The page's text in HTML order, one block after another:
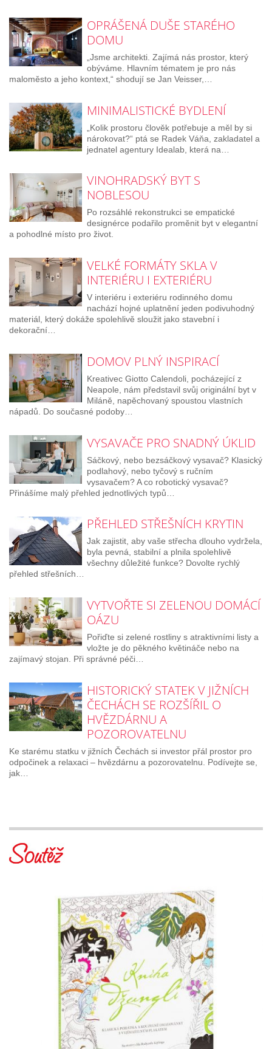
OPRÁŠENÁ DUŠE STARÉHO
DOMU
„Jsme architekti. Zajímá nás prostor, který
obýváme. Hlavním tématem je pro nás
maloměsto a jeho kontext,“ shodují se Jan Veisser,…
MINIMALISTICKÉ BYDLENÍ
„Kolik prostoru člověk potřebuje a měl by si
nárokovat?“ ptá se Radek Váňa, zakladatel a
jednatel agentury Idealab, která na…
VINOHRADSKÝ BYT S
NOBLESOU
Po rozsáhlé rekonstrukci se empatické
designérce podařilo proměnit byt v elegantní
a pohodlné místo pro život.
VELKÉ FORMÁTY SKLA V
INTERIÉRU I EXTERIÉRU
V interiéru i exteriéru rodinného domu
nachází hojné uplatnění jeden podivuhodný
materiál, který dokáže spolehlivě sloužit jako stavební i
dekorační…
DOMOV PLNÝ INSPIRACÍ
Kreativec Giotto Calendoli, pocházející z
Neapole, nám představil svůj originální byt v
Miláně, napěchovaný spoustou vlastních
nápadů. Do současné podoby…
VYSAVAČE PRO SNADNÝ ÚKLID
Sáčkový, nebo bezsáčkový vysavač? Klasický
podlahový, nebo tyčový s ručním
vysavačem? A co robotický vysavač?
Přinášíme malý přehled jednotlivých typů…
PŘEHLED STŘEŠNÍCH KRYTIN
Jak zajistit, aby vaše střecha dlouho vydržela,
byla pevná, stabilní a plnila spolehlivě
všechny důležité funkce? Dovolte rychlý
přehled střešních…
VYTVOŘTE SI ZELENOU DOMÁCÍ
OÁZU
Pořiďte si zelené rostliny s atraktivními listy a
vložte je do pěkného květináče nebo na
zajímavý stojan. Při správné péči…
HISTORICKÝ STATEK V JIŽNÍCH
ČECHÁCH SE ROZŠÍŘIL O
HVĚZDÁRNU A
POZOROVATELNU
Ke starému statku v jižních Čechách si investor přál prostor pro
odpočinek a relaxaci – hvězdárnu a pozorovatelnu. Podívejte se,
jak…